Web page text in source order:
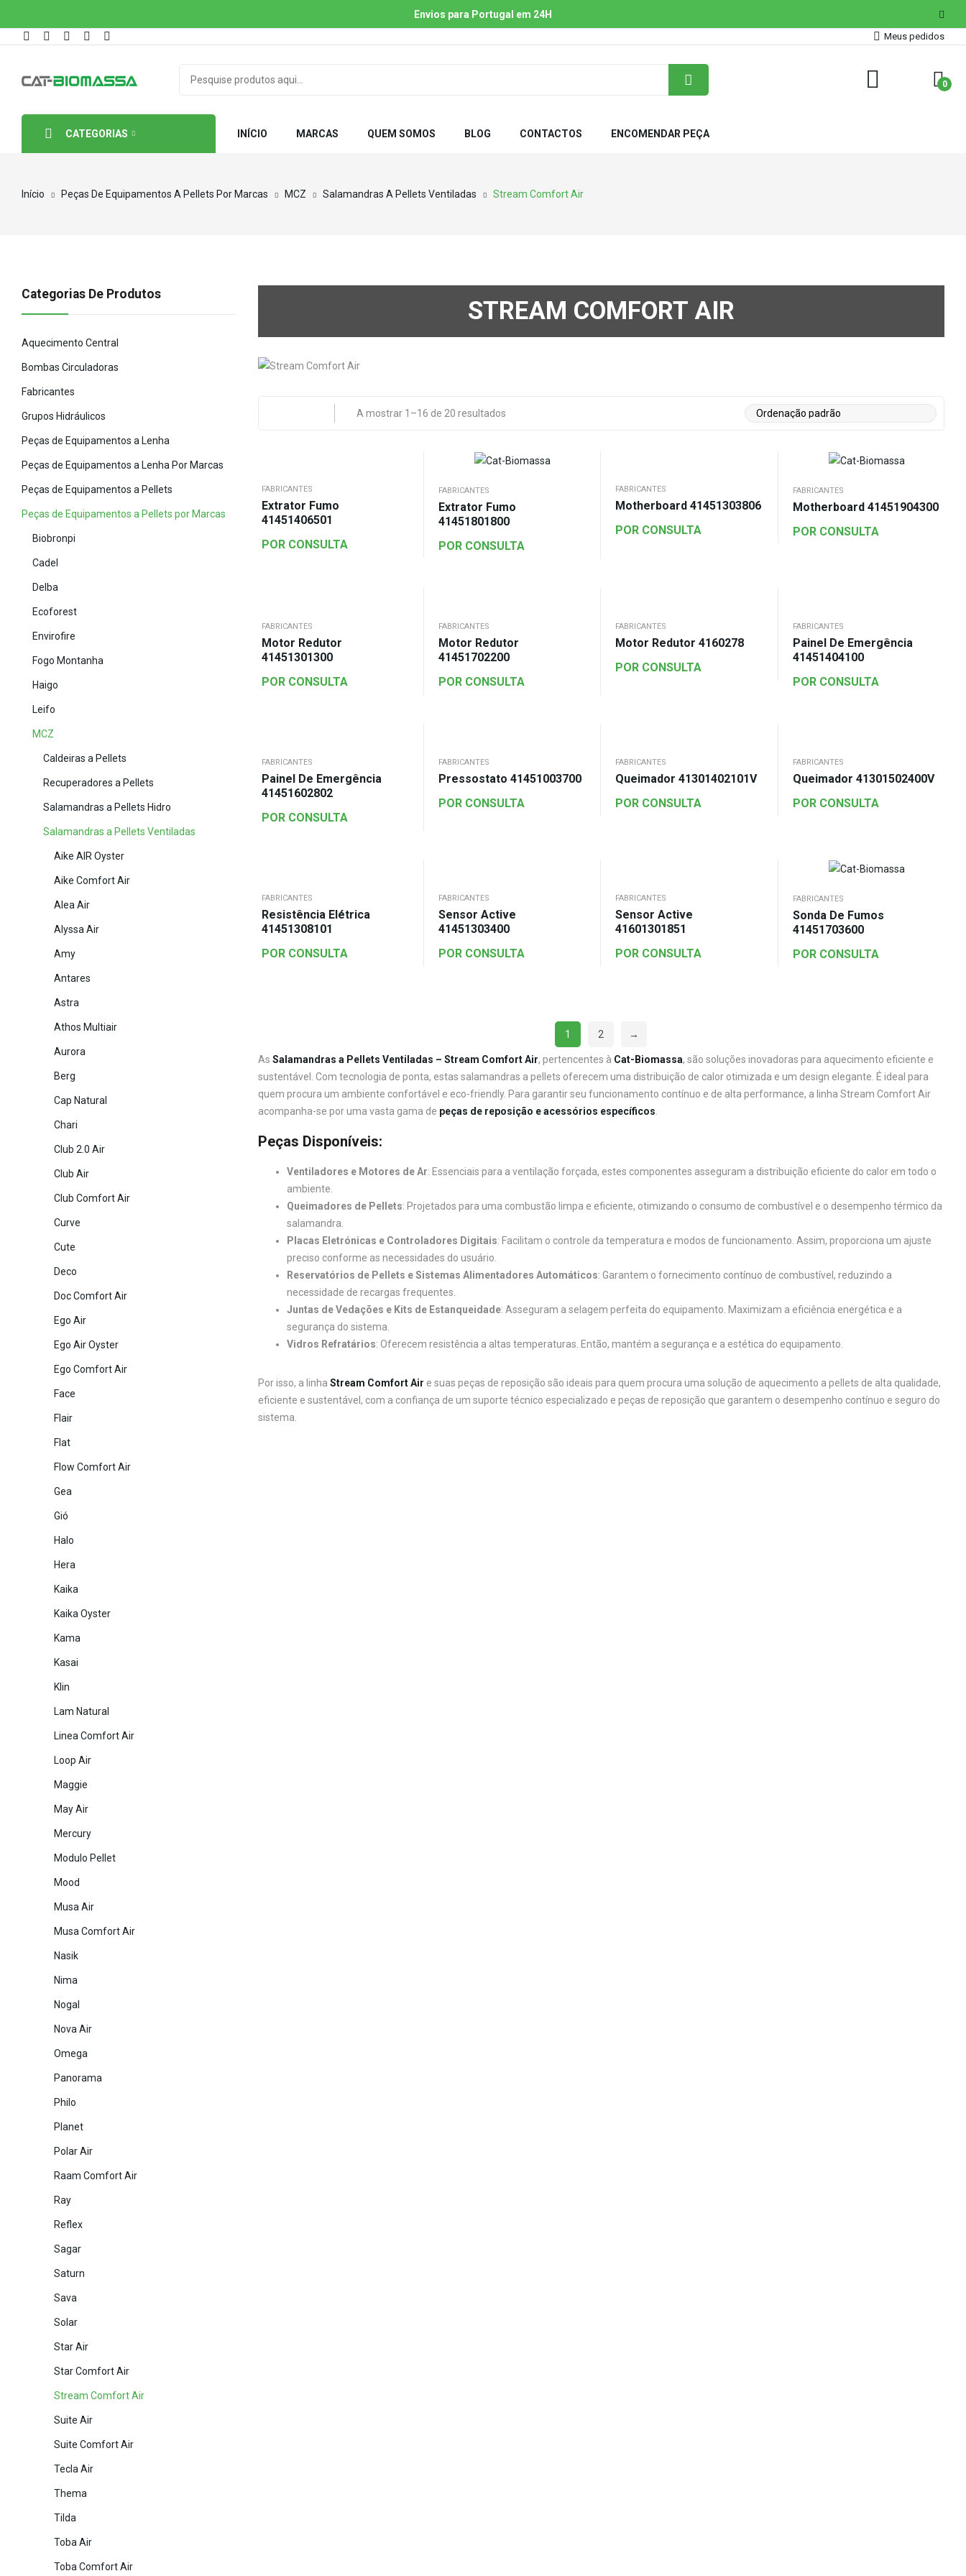
Envios para Portugal em 24H
Meus pedidos
0
CATEGORIAS INÍCIO MARCAS QUEM SOMOS BLOG CONTACTOS ENCOMENDAR PEÇA
Início Peças De Equipamentos A Pellets Por Marcas MCZ Salamandras A Pellets Ventiladas Stream Comfort Air
STREAM COMFORT AIR
A mostrar 1–16 de 20 resultados
FABRICANTES
Extrator Fumo
41451406501
POR CONSULTA
FABRICANTES
Extrator Fumo
41451801800
POR CONSULTA
FABRICANTES
Motherboard 41451303806
POR CONSULTA
FABRICANTES
Motherboard 41451904300
POR CONSULTA
FABRICANTES
Motor Redutor
41451301300
POR CONSULTA
FABRICANTES
Motor Redutor
41451702200
POR CONSULTA
FABRICANTES
Motor Redutor 4160278
POR CONSULTA
FABRICANTES
Painel De Emergência
41451404100
POR CONSULTA
FABRICANTES
Painel De Emergência
41451602802
POR CONSULTA
FABRICANTES
Pressostato 41451003700
POR CONSULTA
FABRICANTES
Queimador 41301402101V
POR CONSULTA
FABRICANTES
Queimador 41301502400V
POR CONSULTA
FABRICANTES
Resistência Elétrica
41451308101
POR CONSULTA
FABRICANTES
Sensor Active
41451303400
POR CONSULTA
FABRICANTES
Sensor Active
41601301851
POR CONSULTA
FABRICANTES
Sonda De Fumos
41451703600
POR CONSULTA
1 2 →
As Salamandras a Pellets Ventiladas – Stream Comfort Air, pertencentes à Cat-Biomassa, são soluções inovadoras para aquecimento eficiente e
sustentável. Com tecnologia de ponta, estas salamandras a pellets oferecem uma distribuição de calor otimizada e um design elegante. É ideal para
quem procura um ambiente confortável e eco-friendly. Para garantir seu funcionamento contínuo e de alta performance, a linha Stream Comfort Air
acompanha-se por uma vasta gama de peças de reposição e acessórios específicos
Peças Disponíveis:
Ventiladores e Motores de Ar: Essenciais para a ventilação forçada, estes componentes asseguram a distribuição eficiente do calor em todo o
ambiente.
Queimadores de Pellets: Projetados para uma combustão limpa e eficiente, otimizando o consumo de combustível e o desempenho térmico da
salamandra.
Placas Eletrónicas e Controladores Digitais: Facilitam o controle da temperatura e modos de funcionamento. Assim, proporciona um ajuste
preciso conforme as necessidades do usuário.
Reservatórios de Pellets e Sistemas Alimentadores Automáticos: Garantem o fornecimento contínuo de combustível, reduzindo a
necessidade de recargas frequentes.
Juntas de Vedações e Kits de Estanqueidade: Asseguram a selagem perfeita do equipamento. Maximizam a eficiência energética e a
segurança do sistema.
Vidros Refratários: Oferecem resistência a altas temperaturas. Então, mantém a segurança e a estética do equipamento.
Por isso, a linha Stream Comfort Air e suas peças de reposição são ideais para quem procura uma solução de aquecimento a pellets de alta qualidade,
eficiente e sustentável, com a confiança de um suporte técnico especializado e peças de reposição que garantem o desempenho contínuo e seguro do
sistema.
Categorias De Produtos
Aquecimento Central
Bombas Circuladoras
Fabricantes
Grupos Hidráulicos
Peças de Equipamentos a Lenha
Peças de Equipamentos a Lenha Por Marcas
Peças de Equipamentos a Pellets
Peças de Equipamentos a Pellets por Marcas
Biobronpi
Cadel
Delba
Ecoforest
Envirofire
Fogo Montanha
Haigo
Leifo
MCZ
Caldeiras a Pellets
Recuperadores a Pellets
Salamandras a Pellets Hidro
Salamandras a Pellets Ventiladas
Aike AIR Oyster
Aike Comfort Air
Alea Air
Alyssa Air
Amy
Antares
Astra
Athos Multiair
Aurora
Berg
Cap Natural
Chari
Club 2.0 Air
Club Air
Club Comfort Air
Curve
Cute
Deco
Doc Comfort Air
Ego Air
Ego Air Oyster
Ego Comfort Air
Face
Flair
Flat
Flow Comfort Air
Gea
Gió
Halo
Hera
Kaika
Kaika Oyster
Kama
Kasai
Klin
Lam Natural
Linea Comfort Air
Loop Air
Maggie
May Air
Mercury
Modulo Pellet
Mood
Musa Air
Musa Comfort Air
Nasik
Nima
Nogal
Nova Air
Omega
Panorama
Philo
Planet
Polar Air
Raam Comfort Air
Ray
Reflex
Sagar
Saturn
Sava
Solar
Star Air
Star Comfort Air
Stream Comfort Air
Suite Air
Suite Comfort Air
Tecla Air
Thema
Tilda
Toba Air
Toba Comfort Air